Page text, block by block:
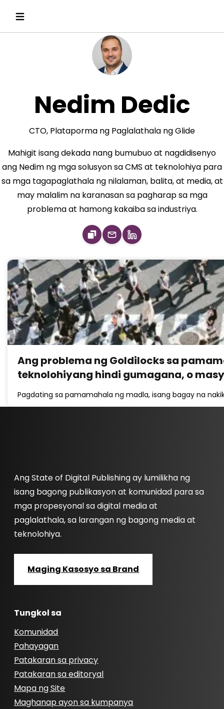
Nedim Dedic
CTO, Plataporma ng Paglalathala ng Glide
Mahigit isang dekada nang bumubuo at nagdidisenyo
ang Nedim ng mga solusyon sa CMS at teknolohiya para
sa mga tagapaglathala ng nilalaman, balita, at media, at
may malalim na karanasan sa pagharap sa mga
problema at hamong kakaiba sa industriya.
Ang problema ng Goldilocks sa
teknolohiyang hindi gumagana, o
Pagdating sa pamamahala ng madla, isang bagay na
Ang State of Digital Publishing ay lumilikha ng
isang bagong publikasyon at komunidad para sa
mga propesyonal sa digital media at
paglalathala, sa larangan ng bagong media at
teknolohiya.
Maging Kasosyo sa Brand
Tungkol sa
Komunidad
Pahayagan
Patakaran sa privacy
Patakaran sa editoryal
Mapa ng Site
Maghanap ayon sa kumpanya